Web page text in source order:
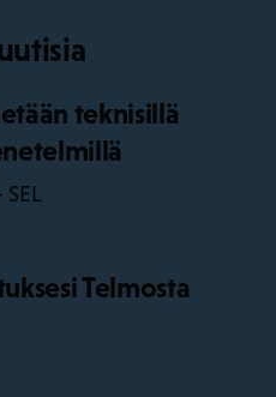
teknisillä
Telmosta